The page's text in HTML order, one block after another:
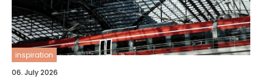
inspiration
06. July 2026